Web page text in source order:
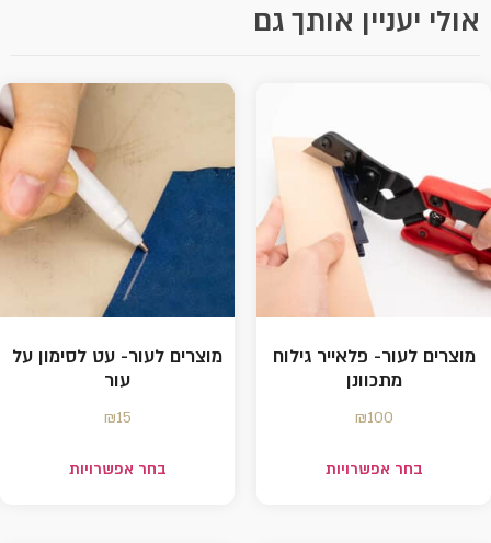
אולי יעניין אותך גם
מוצרים לעור- פלאייר גילוח
מתכוונן
₪100
בחר אפשרויות
מוצרים לעור- עט לסימון על
עור
₪15
בחר אפשרויות